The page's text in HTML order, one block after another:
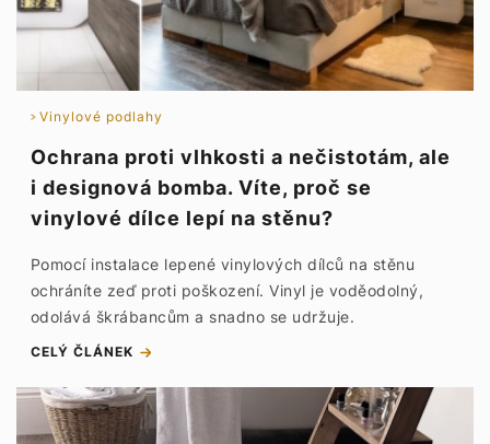
Vinylové podlahy
Ochrana proti vlhkosti a nečistotám, ale
i designová bomba. Víte, proč se
vinylové dílce lepí na stěnu?
Pomocí instalace lepené vinylových dílců na stěnu
ochráníte zeď proti poškození. Vinyl je voděodolný,
odolává škrábancům a snadno se udržuje.
CELÝ ČLÁNEK